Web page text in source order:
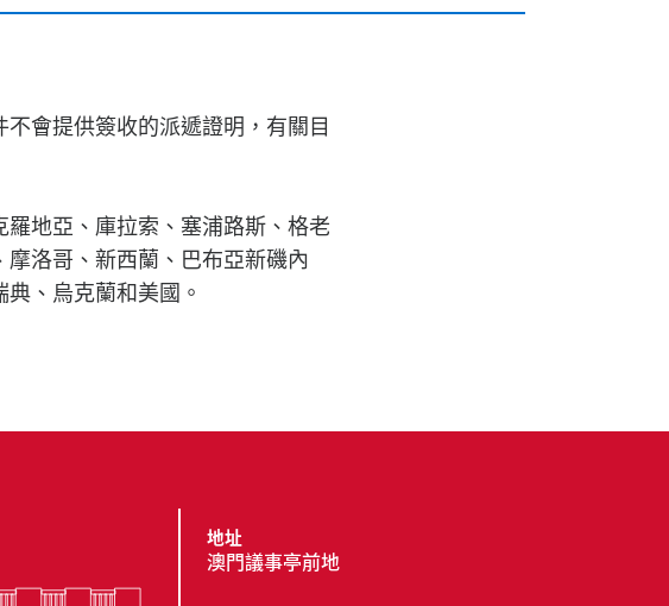
會提供簽收的派遞證明，有關目
地亞、庫拉索、塞浦路斯、格老
洛哥、新西蘭、巴布亞新磯內
、烏克蘭和美國。
地址
澳門議事亭前地